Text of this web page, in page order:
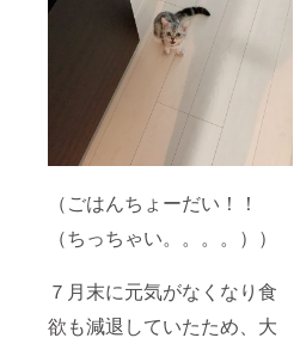
（ごはんちょーだい！！
（ちっちゃい。。。。））
７月末に元気がなくなり食
欲も減退していたため、大